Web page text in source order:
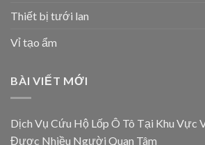
Thiết bị tưới lan
Vỉ tạo ẩm
BÀI VIẾT MỚI
Dịch Vụ Cứu Hộ Lốp Ô Tô Tại Khu Vực
Được Nhiều Người Quan Tâm